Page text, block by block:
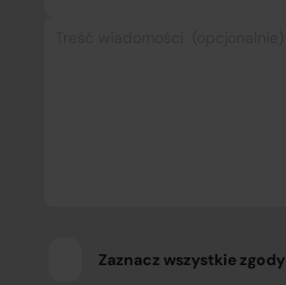
Zaznacz wszystkie zgody